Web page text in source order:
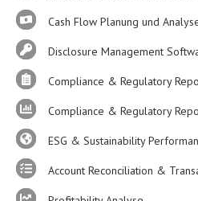
Cash Flow Planung und
Disclosure Management
Compliance & Regulatory
Compliance & Regulatory
ESG & Sustainability
Account Reconciliation &